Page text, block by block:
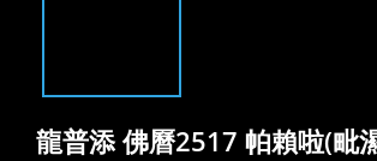
龍普添 佛曆2517 帕賴啦(毗